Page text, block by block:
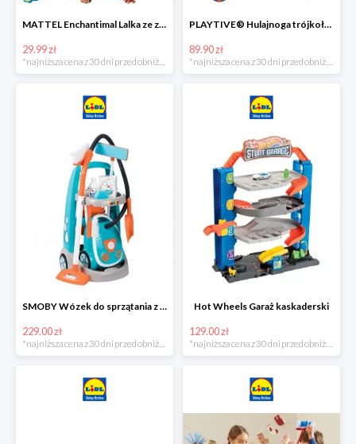
MATTEL Enchantimal Lalka ze zwierzątkiem
29.99 zł
*najniższa cena z 30 dni przed obniżką
PLAYTIVE® Hulajnoga trójkołowa Tri Scooter z diodami LED
89.90 zł
*najniższa cena z 30 dni przed obniżką
SMOBY Wózek do sprzątania z odkurzaczem
229.00 zł
Hot Wheels Garaż kaskaderski
129.00 zł